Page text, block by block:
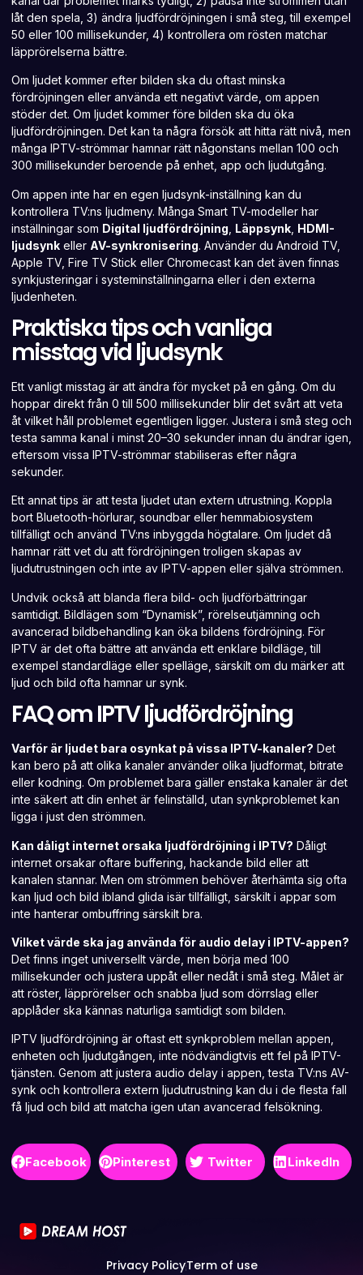
låt den spela, 3) ändra ljudfördröjningen i små steg, till exempel
50 eller 100 millisekunder, 4) kontrollera om rösten matchar
läpprörelserna bättre.
Om ljudet kommer efter bilden ska du oftast minska
fördröjningen eller använda ett negativt värde, om appen
stöder det. Om ljudet kommer före bilden ska du öka
ljudfördröjningen. Det kan ta några försök att hitta rätt nivå, men
många IPTV-strömmar hamnar rätt någonstans mellan 100 och
300 millisekunder beroende på enhet, app och ljudutgång.
Om appen inte har en egen ljudsynk-inställning kan du
kontrollera TV:ns ljudmeny. Många Smart TV-modeller har
inställningar som Digital ljudfördröjning Läppsynk HDMI-
ljudsynk eller AV-synkronisering. Använder du Android TV,
Apple TV, Fire TV Stick eller Chromecast kan det även finnas
synkjusteringar i systeminställningarna eller i den externa
ljudenheten.
Praktiska tips och vanliga
misstag vid ljudsynk
Ett vanligt misstag är att ändra för mycket på en gång. Om du
hoppar direkt från 0 till 500 millisekunder blir det svårt att veta
åt vilket håll problemet egentligen ligger. Justera i små steg och
testa samma kanal i minst 20–30 sekunder innan du ändrar igen,
eftersom vissa IPTV-strömmar stabiliseras efter några
sekunder.
Ett annat tips är att testa ljudet utan extern utrustning. Koppla
bort Bluetooth-hörlurar, soundbar eller hemmabiosystem
tillfälligt och använd TV:ns inbyggda högtalare. Om ljudet då
hamnar rätt vet du att fördröjningen troligen skapas av
ljudutrustningen och inte av IPTV-appen eller själva strömmen.
Undvik också att blanda flera bild- och ljudförbättringar
samtidigt. Bildlägen som “Dynamisk”, rörelseutjämning och
avancerad bildbehandling kan öka bildens fördröjning. För
IPTV är det ofta bättre att använda ett enklare bildläge, till
exempel standardläge eller spelläge, särskilt om du märker att
ljud och bild ofta hamnar ur synk.
FAQ om IPTV ljudfördröjning
Varför är ljudet bara osynkat på vissa IPTV-kanaler? Det
kan bero på att olika kanaler använder olika ljudformat, bitrate
eller kodning. Om problemet bara gäller enstaka kanaler är det
inte säkert att din enhet är felinställd, utan synkproblemet kan
ligga i just den strömmen.
Kan dåligt internet orsaka ljudfördröjning i IPTV? Dåligt
internet orsakar oftare buffering, hackande bild eller att
kanalen stannar. Men om strömmen behöver återhämta sig ofta
kan ljud och bild ibland glida isär tillfälligt, särskilt i appar som
inte hanterar ombuffring särskilt bra.
Vilket värde ska jag använda för audio delay i IPTV-appen?
Det finns inget universellt värde, men börja med 100
millisekunder och justera uppåt eller nedåt i små steg. Målet är
att röster, läpprörelser och snabba ljud som dörrslag eller
applåder ska kännas naturliga samtidigt som bilden.
IPTV ljudfördröjning är oftast ett synkproblem mellan appen,
enheten och ljudutgången, inte nödvändigtvis ett fel på IPTV-
tjänsten. Genom att justera audio delay i appen, testa TV:ns AV-
synk och kontrollera extern ljudutrustning kan du i de flesta fall
få ljud och bild att matcha igen utan avancerad felsökning.
Facebook Pinterest Twitter LinkedIn
Privacy PolicyTerm of use